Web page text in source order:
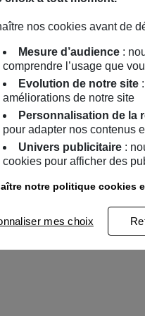
nos cookies avant de
Mesure d’audience :
comprendre l’usage que
Evolution de notre site
améliorations de notre site
Personnalisation de la
pour adapter nos contenus
Univers publicitaire :
cookies pour afficher des
notre politique cookies
mes choix